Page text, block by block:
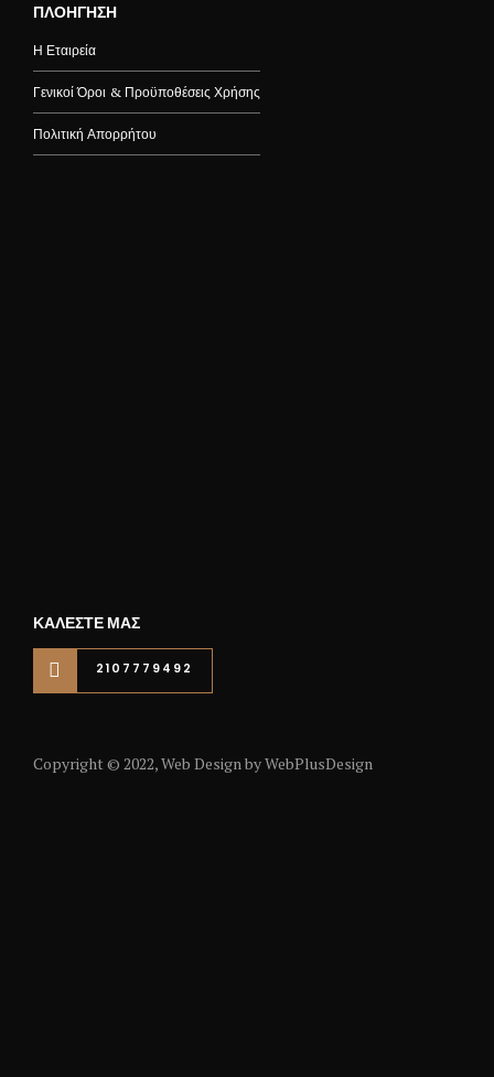
ΠΛΟΗΓΗΣΗ
Η Εταιρεία
Γενικοί Όροι & Προϋποθέσεις Χρήσης
Πολιτική Απορρήτου
ΚΑΛΕΣΤΕ ΜΑΣ
2107779492
Copyright © 2022, Web Design by WebPlusDesign